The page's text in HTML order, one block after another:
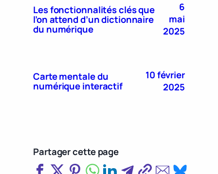
Les fonctionnalités clés que
l’on attend d’un dictionnaire
du numérique
6
mai
2025
Carte mentale du
numérique interactif
10 février
2025
Partager cette page